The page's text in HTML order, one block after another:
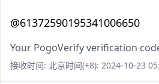
@61372590195341006650
Your PogoVerify verification
接收时间: 北京时间(+8): 2024-10-23